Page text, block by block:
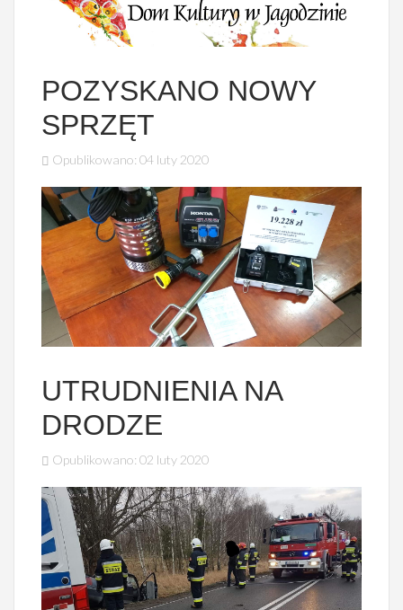
POZYSKANO NOWY
SPRZĘT
Opublikowano: 04 luty 2020
UTRUDNIENIA NA
DRODZE
Opublikowano: 02 luty 2020